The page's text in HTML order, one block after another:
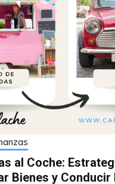
al Coche:
Bienes y Conducir